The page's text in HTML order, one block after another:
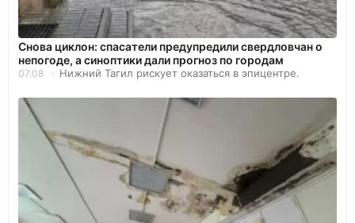
Снова циклон: спасатели предупредили свердловчан о
непогоде, а синоптики дали прогноз по городам
07.08 Нижний Тагил рискует оказаться в эпицентре.